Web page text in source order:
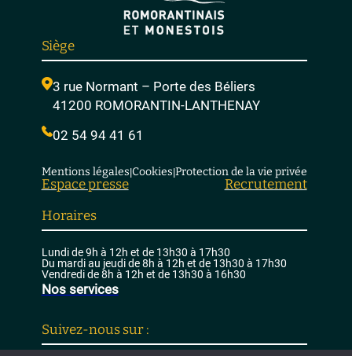
Siège
3 rue Normant – Porte des Béliers
41200 ROMORANTIN-LANTHENAY
02 54 94 41 61
Mentions légales|Cookies|Protection de la vie privée
Espace presse
Recrutement
Horaires
Lundi de 9h à 12h et de 13h30 à 17h30
Du mardi au jeudi de 8h à 12h et de 13h30 à 17h30
Vendredi de 8h à 12h et de 13h30 à 16h30
Nos services
Suivez-nous sur :